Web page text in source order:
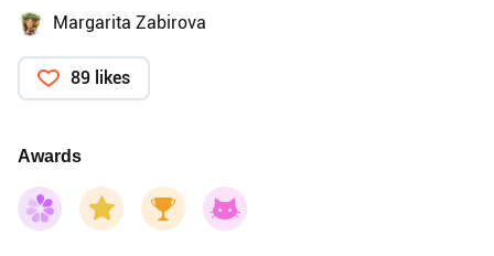
Margarita Zabirova
89 likes
Awards